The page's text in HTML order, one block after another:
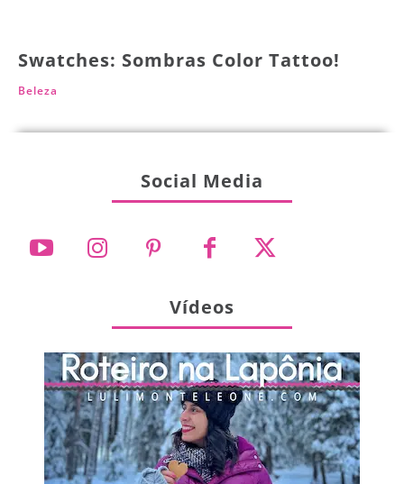
Swatches: Sombras Color Tattoo!
Beleza
Social Media
Vídeos